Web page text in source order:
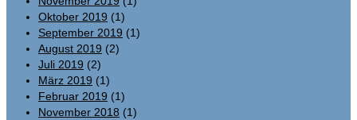
Oktober 2019 (1)
September 2019 (1)
August 2019 (2)
Juli 2019 (2)
März 2019 (1)
Februar 2019 (1)
November 2018 (1)